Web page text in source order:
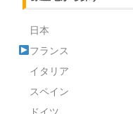
日本
フランス
イタリア
スペイン